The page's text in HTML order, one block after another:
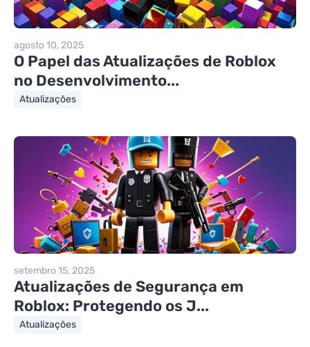
agosto 10, 2025
O Papel das Atualizações de Roblox
no Desenvolvimento...
Atualizações
setembro 15, 2025
Atualizações de Segurança em
Roblox: Protegendo os J...
Atualizações